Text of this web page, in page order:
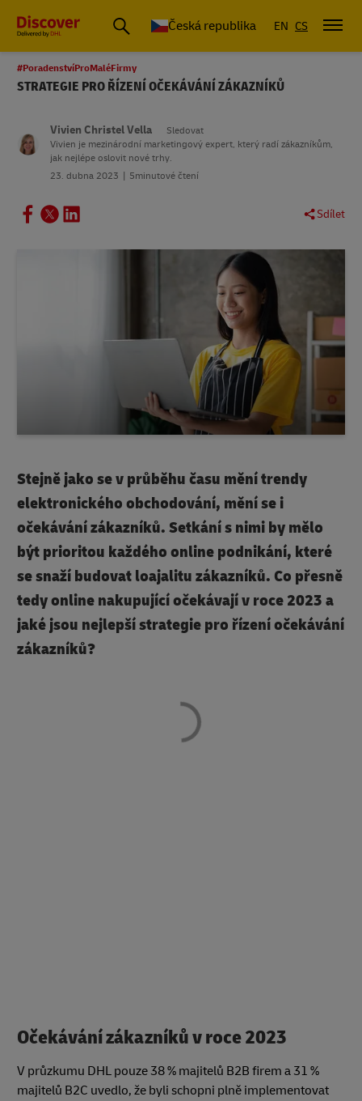
Česká republika EN CS
#PoradenstvíProMaléFirmy
STRATEGIE PRO ŘÍZENÍ OČEKÁVÁNÍ ZÁKAZNÍKŮ
Vivien Christel Vella
Sledovat
Vivien je mezinárodní marketingový expert, který radí zákazníkům,
jak nejlépe oslovit nové trhy.
23. dubna 2023
5minutové čtení
Sdílet
Stejně jako se v průběhu času mění trendy
elektronického obchodování, mění se i
očekávání zákazníků. Setkání s nimi by mělo
být prioritou každého online podnikání, které
se snaží budovat loajalitu zákazníků. Co přesně
tedy online nakupující očekávají v roce 2023 a
jaké jsou nejlepší strategie pro řízení očekávání
zákazníků?
Očekávání zákazníků v roce 2023
V průzkumu DHL pouze 38 % majitelů B2B firem a 31 %
majitelů B2C uvedlo, že byli schopni plně implementovat